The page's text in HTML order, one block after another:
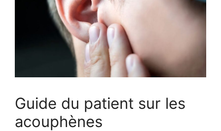
Guide du patient sur les
acouphènes